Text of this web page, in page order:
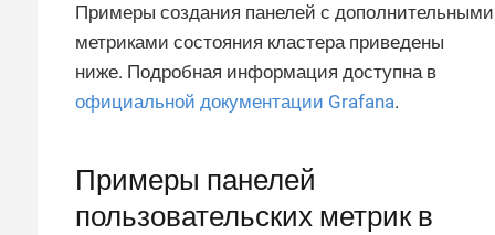
Примеры создания панелей с дополнительными
метриками состояния кластера приведены
ниже. Подробная информация доступна в
официальной документации Grafana.
Примеры панелей
пользовательских метрик в